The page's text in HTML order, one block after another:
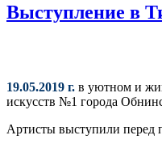
Выступление в
19.05.2019 г. в уютном и
искусств №1 города
Артисты выступили перед